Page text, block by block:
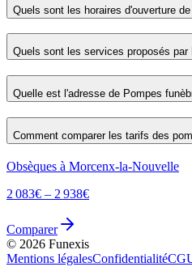
Quels sont les horaires d'ouverture de
Quels sont les services proposés par
Quelle est l'adresse de Pompes
Comment comparer les tarifs des
Obsèques à Morcenx-la-Nouvelle
2 083€ – 2 938€
Comparer
© 2026 Funexis
Mentions légalesConfidentialité